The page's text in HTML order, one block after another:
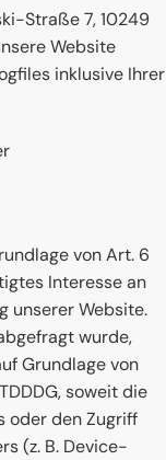
Straße 7, 10249
Website
inklusive Ihrer
von Art. 6
Interesse an
unserer Website.
wurde,
Grundlage von
soweit die
oder den Zugriff
(z. B. Device-